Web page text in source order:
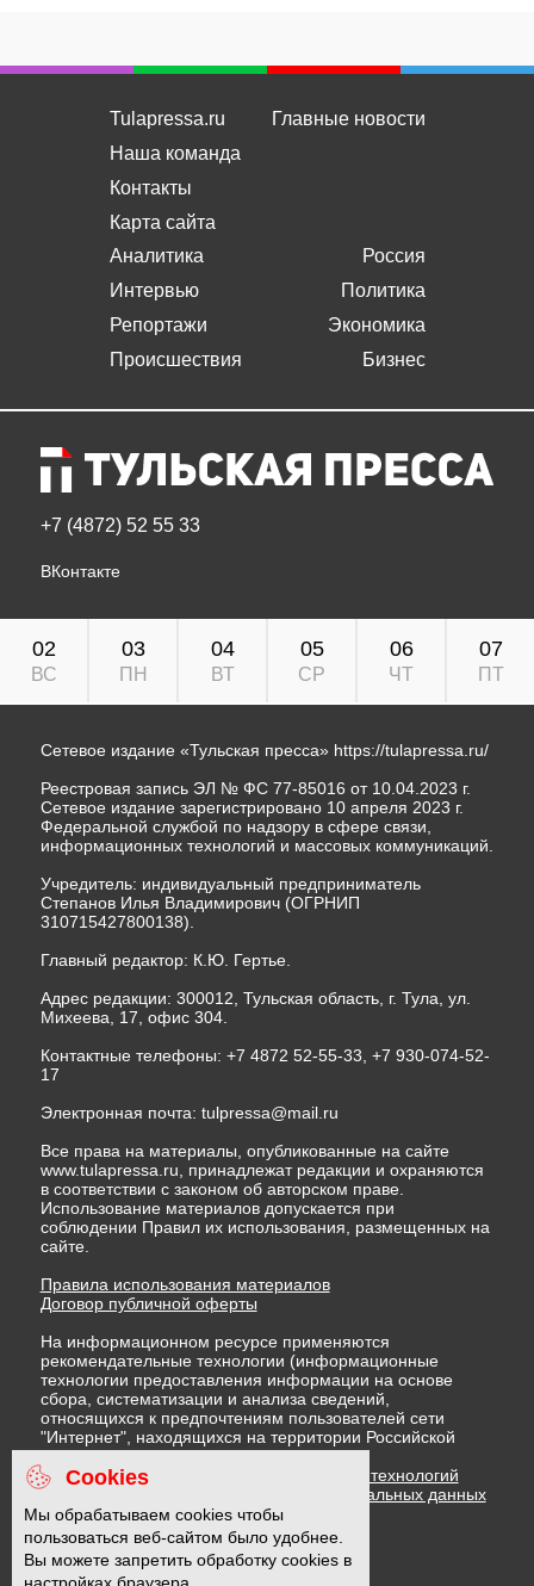
Tulapressa.ru
Наша команда
Контакты
Карта сайта
Главные новости
Аналитика
Интервью
Репортажи
Происшествия
Россия
Политика
Экономика
Бизнес
+7 (4872) 52 55 33
ВКонтакте
02
ВС
03
ПН
04
ВТ
05
СР
06
ЧТ
07
ПТ
Сетевое издание «Тульская пресса» https://tulapressa.ru/
Реестровая запись ЭЛ № ФС 77-85016 от 10.04.2023 г.
Сетевое издание зарегистрировано 10 апреля 2023 г.
Федеральной службой по надзору в сфере связи,
информационных технологий и массовых коммуникаций.
Учредитель: индивидуальный предприниматель
Степанов Илья Владимирович (ОГРНИП
310715427800138).
Главный редактор: К.Ю. Гертье.
Адрес редакции: 300012, Тульская область, г. Тула, ул.
Михеева, 17, офис 304.
Контактные телефоны: +7 4872 52-55-33, +7 930-074-52-
17
Электронная почта: tulpressa@mail.ru
Все права на материалы, опубликованные на сайте
www.tulapressa.ru, принадлежат редакции и охраняются
в соответствии с законом об авторском праве.
Использование материалов допускается при
соблюдении Правил их использования, размещенных на
сайте.
Правила использования материалов
Договор публичной оферты
На информационном ресурсе применяются
рекомендательные технологии (информационные
технологии предоставления информации на основе
сбора, систематизации и анализа сведений,
относящихся к предпочтениям пользователей сети
"Интернет", находящихся на территории Российской
Федерации)
Правила применения рекомендательных технологий
Политика в отношении обработки персональных данных
Политика обработки файлов cookie
16 +
Cookies
Мы обрабатываем cookies чтобы
пользоваться веб-сайтом было удобнее.
Вы можете запретить обработку cookies в